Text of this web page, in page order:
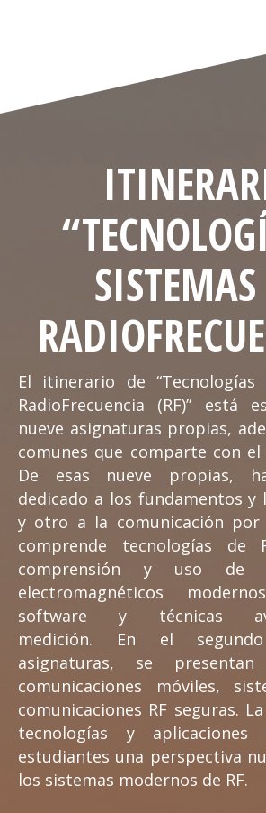
El itinerario de
RadioFrecuencia (RF)” está
nueve asignaturas propias,
comunes que comparte con
De esas nueve propias,
dedicado a los fundamentos y
y otro a la comunicación por
comprende tecnologías de
comprensión y uso de
electromagnéticos
software y técnicas
medición. En el
asignaturas, se
comunicaciones móviles,
comunicaciones RF seguras.
tecnologías y
estudiantes una perspectiva
los sistemas modernos de RF.